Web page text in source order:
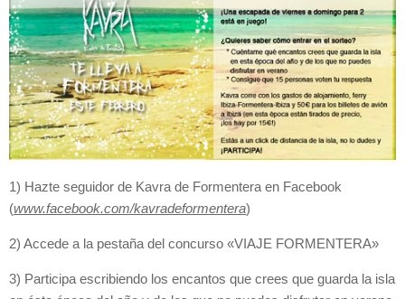
1) Hazte seguidor de Kavra de Formentera en Facebook
(www.facebook.com/kavradeformentera)
2) Accede a la pestaña del concurso «VIAJE FORMENTERA»
3) Participa escribiendo los encantos que crees que guarda la isla